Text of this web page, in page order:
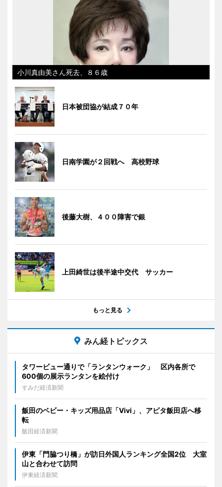
小川真由美さん死去、８６歳
日本被団協が結成７０年
日南学園が２回戦へ 高校野球
後藤大樹、４００障害で銀
上田綺世は後半途中交代 サッカー
もっと見る
みん経トピックス
タワービュー通りで「ランタンウォーク」 区内各所で
600個の展示ランタンを絵付け
すみだ経済新聞
飯田のベビー・キッズ用品店「Vivi」、アピタ飯田店へ移
転
飯田経済新聞
伊東「門脇つり橋」が訪日外国人ランキング全国2位 大室
山と合わせて訪問
伊東経済新聞